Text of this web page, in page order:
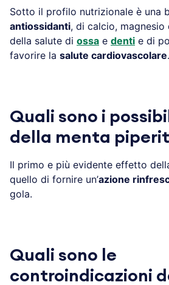
Sotto il profilo nutrizionale è una
antiossidanti, di calcio,
della salute di ossa e denti e di
favorire la salute cardiovascolare.
Quali sono i
della menta
Il primo e più evidente effetto
quello di fornire un’azione
gola.
Quali sono le
controindicazioni